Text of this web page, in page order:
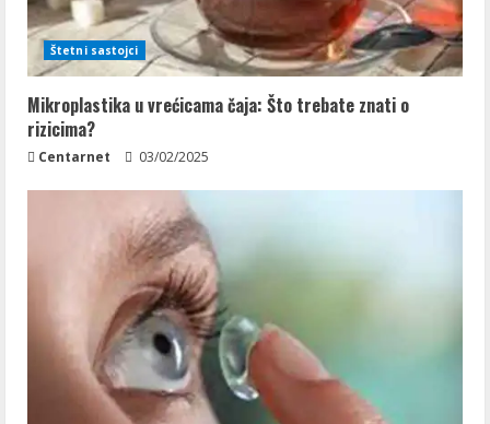
Štetni sastojci
Mikroplastika u vrećicama čaja: Što trebate znati o
rizicima?
Centarnet 03/02/2025